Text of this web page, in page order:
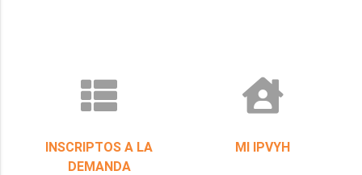
INSCRIPTOS A LA
DEMANDA
MI IPVYH